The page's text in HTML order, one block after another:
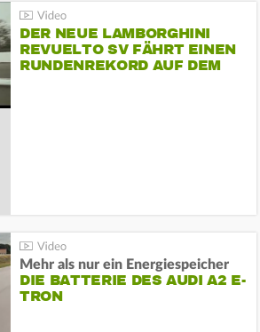
DER NEUE LAMBORGHINI
REVUELTO SV FÄHRT EINEN
RUNDENREKORD AUF DEM
Mehr als nur ein Energiespeicher
DIE BATTERIE DES AUDI A2 E-
TRON